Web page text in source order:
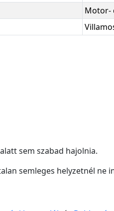
Motor-
sem szabad hajolnia.
semleges helyzetnél ne